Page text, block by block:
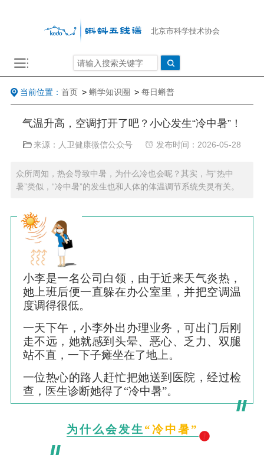
北京市科学技术协会
当前位置： 首页 > 蝌学知识圈 > 每日蝌普
气温升高，空调打开了吧？小心发生“冷中暑”！
来源：人卫健康微信公众号 发布时间：2026-05-28
众所周知，热会导致中暑，为什么冷也会呢？其实，与“热中
暑”类似，“冷中暑”的发生也和人体的体温调节系统失灵有关。
小李是一名公司白领，由于近来天气炎热，
她上班后便一直躲在办公室里，并把空调温
度调得很低。
一天下午，小李外出办理业务，可出门后刚
走不远，她就感到头晕、恶心、乏力、双腿
站不直，一下子瘫坐在了地上。
一位热心的路人赶忙把她送到医院，经过检
查，医生诊断她得了“冷中暑”。
为什么会发生“冷中暑”